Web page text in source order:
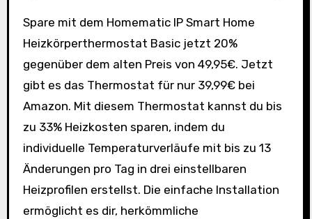
Spare mit dem Homematic IP Smart Home
Heizkörperthermostat Basic jetzt 20%
gegenüber dem alten Preis von 49,95€. Jetzt
gibt es das Thermostat für nur 39,99€ bei
Amazon. Mit diesem Thermostat kannst du bis
zu 33% Heizkosten sparen, indem du
individuelle Temperaturverläufe mit bis zu 13
Änderungen pro Tag in drei einstellbaren
Heizprofilen erstellst. Die einfache Installation
ermöglicht es dir, herkömmliche